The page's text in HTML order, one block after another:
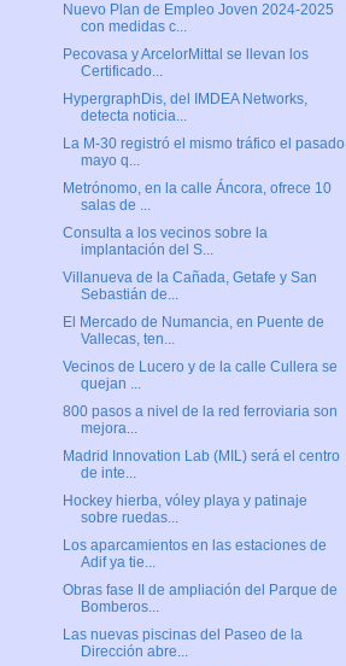
Nuevo Plan de Empleo Joven 2024-2025
con medidas c...
Pecovasa y ArcelorMittal se llevan los
Certificado...
HypergraphDis, del IMDEA Networks,
detecta noticia...
La M-30 registró el mismo tráfico el pasado
mayo q...
Metrónomo, en la calle Áncora, ofrece 10
salas de ...
Consulta a los vecinos sobre la
implantación del S...
Villanueva de la Cañada, Getafe y San
Sebastián de...
El Mercado de Numancia, en Puente de
Vallecas, ten...
Vecinos de Lucero y de la calle Cullera se
quejan ...
800 pasos a nivel de la red ferroviaria son
mejora...
Madrid Innovation Lab (MIL) será el centro
de inte...
Hockey hierba, vóley playa y patinaje
sobre ruedas...
Los aparcamientos en las estaciones de
Adif ya tie...
Obras fase II de ampliación del Parque de
Bomberos...
Las nuevas piscinas del Paseo de la
Dirección abre...